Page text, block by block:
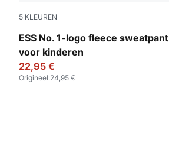
5 KLEUREN
ESS No. 1-logo fleece sweatpant
voor kinderen
Emerald Ice
22,95 €
Origineel:24,95 €